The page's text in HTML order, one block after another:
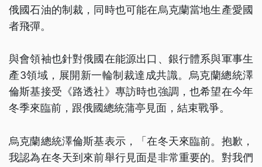
俄國石油的制裁，同時也可能在烏克蘭當地生產愛國
者飛彈。
與會領袖也針對俄國在能源出口、銀行體系與軍事生
產3領域，展開新一輪制裁達成共識。烏克蘭總統澤
倫斯基接受《路透社》專訪時也強調，也希望在今年
冬季來臨前，跟俄國總統蒲亭見面，結束戰爭。
烏克蘭總統澤倫斯基表示，「在冬天來臨前。抱歉，
我認為在冬天到來前舉行見面是非常重要的。對我們